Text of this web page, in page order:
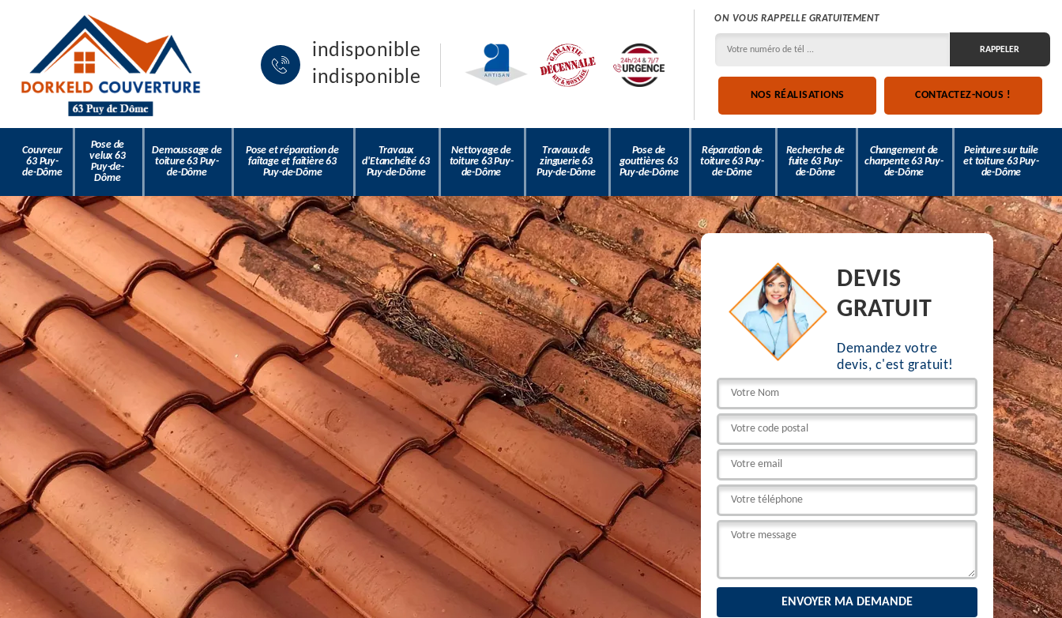
indisponible
indisponible
ON VOUS RAPPELLE GRATUITEMENT
NOS RÉALISATIONS CONTACTEZ-NOUS !
Couvreur
63 Puy-
de-Dôme
Pose de
velux 63
Puy-de-
Dôme
Demoussage de
toiture 63 Puy-
de-Dôme
Pose et réparation de
faîtage et faîtière 63
Puy-de-Dôme
Travaux
d'Etanchéité 63
Puy-de-Dôme
Nettoyage de
toiture 63 Puy-
de-Dôme
Travaux de
zinguerie 63
Puy-de-Dôme
Pose de
gouttières 63
Puy-de-Dôme
Réparation de
toiture 63 Puy-
de-Dôme
Recherche de
fuite 63 Puy-
de-Dôme
Changement de
charpente 63 Puy-
de-Dôme
Peinture sur tuile
et toiture 63 Puy-
de-Dôme
DEVIS
GRATUIT
Demandez votre
devis, c'est gratuit!